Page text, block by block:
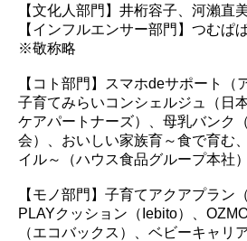
【文化人部門】井桁容子、河瀨直
【インフルエンサー部門】つむぱ
※敬称略
【コト部門】スマホdeサポート（
子育てみらいコンシェルジュ（日
ケアパートナーズ）、母乳バンク
会）、おいしい家族育～食で育む
イル～（ハウス食品グループ本社）
【モノ部門】子育てアクアプラン
PLAYクッション（Iebito）、
（エコバックス）、ベビーキャリ